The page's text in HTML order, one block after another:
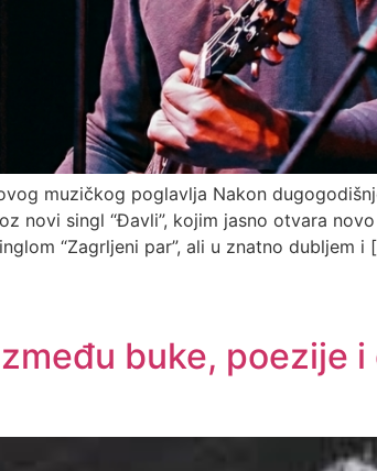
muzičkog poglavlja Nakon
novi singl “Đavli”, kojim jasno otvara
“Zagrljeni par”, ali u znatno dubljem i
buke, poezije